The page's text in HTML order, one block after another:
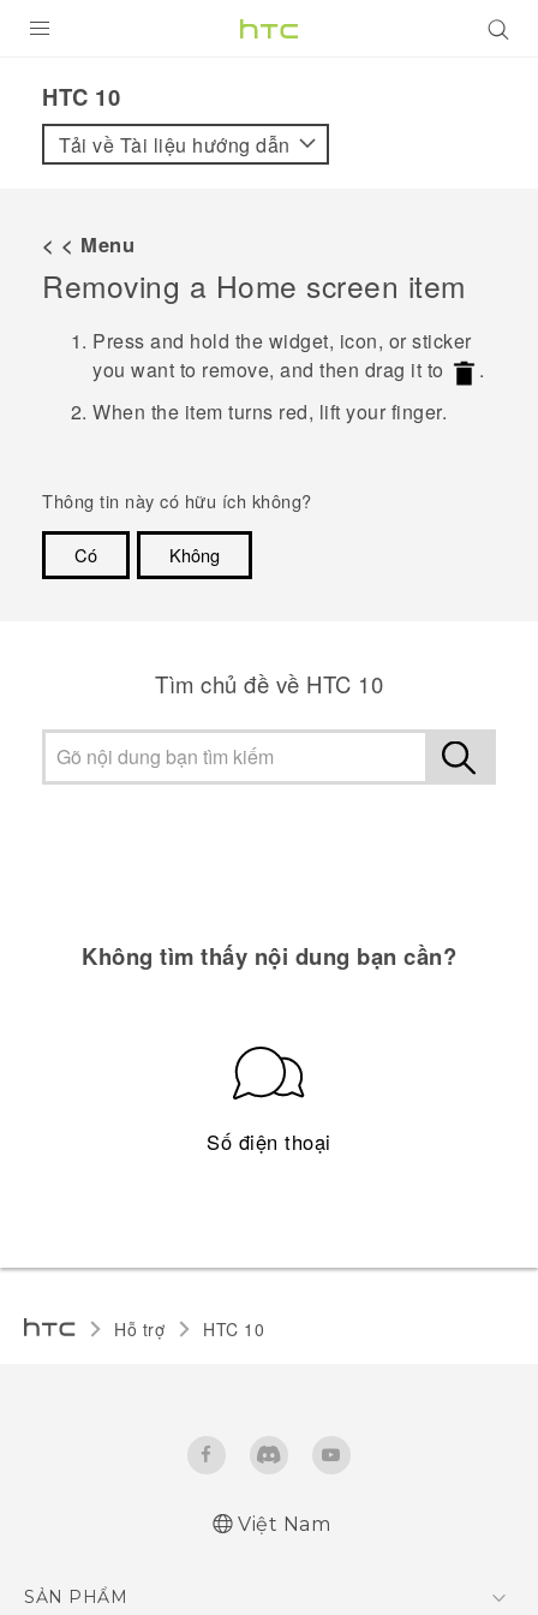
VIVE
VIVERSE
ỨNG DỤNG
HỖ TRỢ
HTC 10‎
Tải về Tài liệu hướng dẫn
< < Menu
Removing a Home screen item
Press and hold the widget, icon, or sticker
you want to remove, and then drag it to
.
When the item turns red, lift your finger.
Thông tin này có hữu ích không?
Có
Không
Tìm chủ đề về HTC 10
Không tìm thấy nội dung bạn cần?
Số điện thoại
Hỗ trợ HTC 10‎
Việt Nam
SẢN PHẨM